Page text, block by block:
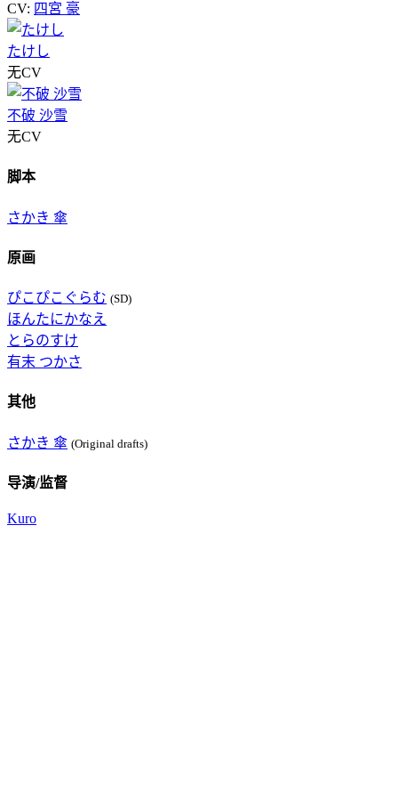
CV: 四宮 豪
たけし
无CV
不破 沙雪
无CV
脚本
さかき 傘
原画
ぴこぴこぐらむ (SD)
ほんたにかなえ
とらのすけ
有末 つかさ
其他
さかき 傘 (Original drafts)
导演/监督
Kuro